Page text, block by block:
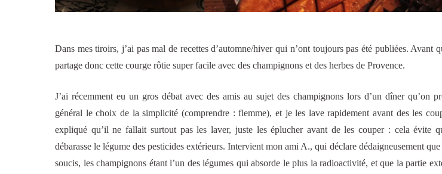
Dans mes tiroirs, j’ai pas mal de recettes d’automne/hiver qui n’ont toujours pas été publiées. Avant
partage donc cette courge rôtie super facile avec des champignons et des herbes de Provence.
J’ai récemment eu un gros débat avec des amis au sujet des champignons lors d’un dîner qu’on
général le choix de la simplicité (comprendre : flemme), et je les lave rapidement avant des les
expliqué qu’il ne fallait surtout pas les laver, juste les éplucher avant de les couper : cela évite
débarasse le légume des pesticides extérieurs. Intervient mon ami A., qui déclare dédaigneusement
soucis, les champignons étant l’un des légumes qui absorde le plus la radioactivité, et que la partie